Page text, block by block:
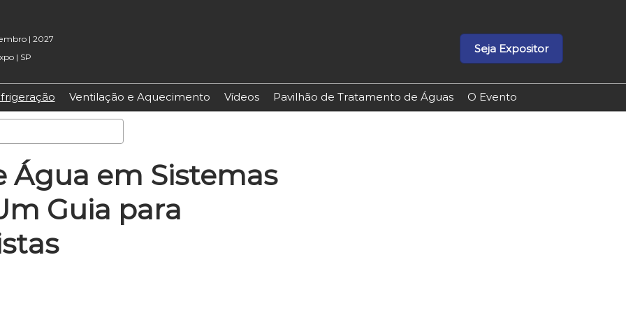
| 2027
| SP
Seja Expositor
Ventilação e Aquecimento Vídeos Pavilhão de Tratamento de Águas O Evento
Água em Sistemas
Guia para